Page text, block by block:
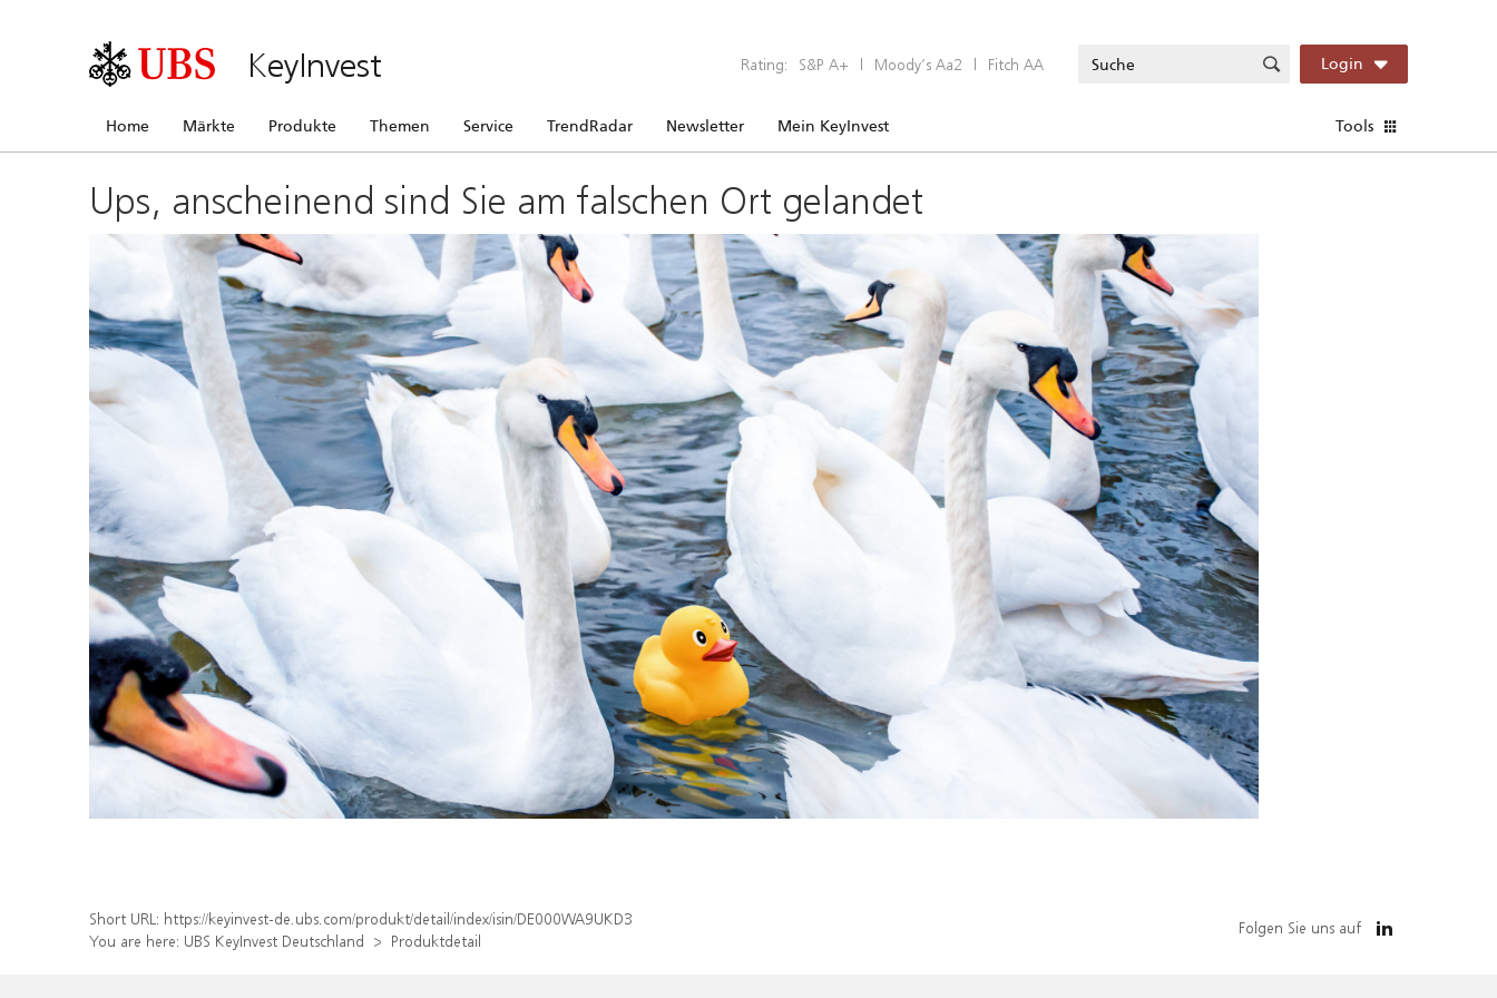
KeyInvest Rating: S&P A+ | Moody’s Aa2 | Fitch AA Login
Home Märkte Produkte Themen Service TrendRadar Newsletter Mein KeyInvest Tools
Ups, anscheinend sind Sie am falschen Ort gelandet
Short URL: https://keyinvest-de.ubs.com/produkt/detail/index/isin/DE000WA9UKD3
You are here: UBS KeyInvest Deutschland Produktdetail
Folgen Sie uns auf